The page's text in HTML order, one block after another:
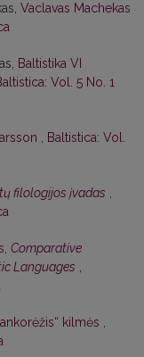
Vaclavas Machekas
Baltistika VI
Vol. 5 No. 1
, Baltistica: Vol.
filologijos įvadas ,
Comparative
Languages ,
kilmės ,